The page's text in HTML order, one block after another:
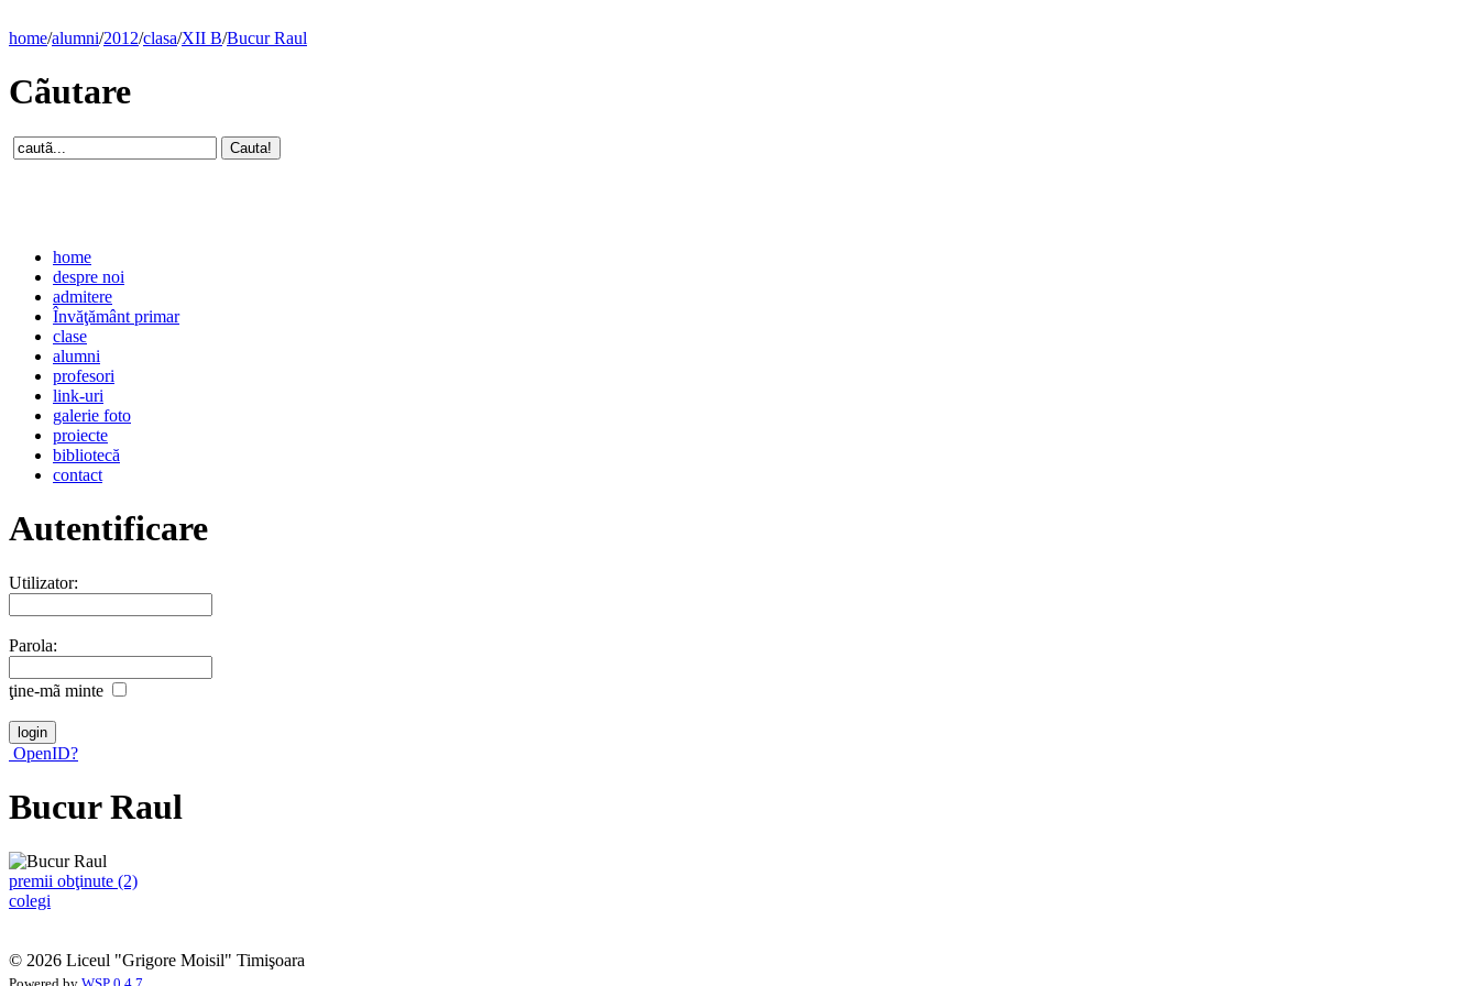
home/alumni/2012/clasa/XII B/Bucur Raul
Cãutare
home
despre noi
admitere
Învăţământ primar
clase
alumni
profesori
link-uri
galerie foto
proiecte
bibliotecă
contact
Autentificare
Utilizator:
Parola:
ţine-mã minte
OpenID?
Bucur Raul
premii obţinute (2)
colegi
© 2026 Liceul "Grigore Moisil" Timişoara